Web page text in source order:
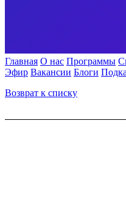
Главная О нас Программы
Эфир Вакансии Блоги
Возврат к списку